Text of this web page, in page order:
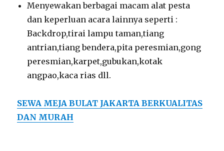
Menyewakan berbagai macam alat pesta
dan keperluan acara lainnya seperti :
Backdrop,tirai lampu taman,tiang
antrian,tiang bendera,pita peresmian,gong
peresmian,karpet,gubukan,kotak
angpao,kaca rias dll.
SEWA MEJA BULAT JAKARTA BERKUALITAS
DAN MURAH